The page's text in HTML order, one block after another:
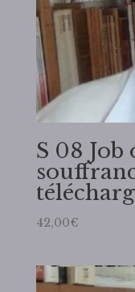
S 08 Job
42,00€